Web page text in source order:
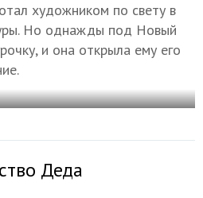
художником по свету в
Но однажды под Новый
и она открыла ему его
Деда